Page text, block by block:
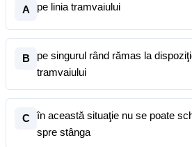
A pe linia tramvaiului
B
pe singurul rând rămas la
tramvaiului
C
în această situaţie nu se poate
spre stânga